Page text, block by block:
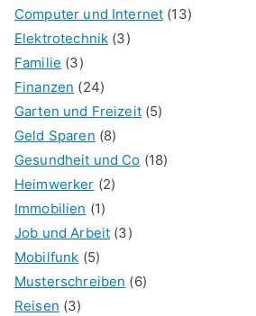
Computer und Internet (13)
Elektrotechnik (3)
Familie (3)
Finanzen (24)
Garten und Freizeit(5)
Geld Sparen (8)
Gesundheit und Co (18)
Heimwerker (2)
Immobilien (1)
Job und Arbeit (3)
Mobilfunk (5)
Musterschreiben (6)
Reisen (3)